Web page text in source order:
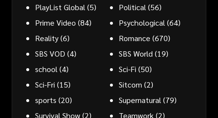
PlayList Global (5) Political (56)
Prime Video (84) Psychological (64)
Reality(6) Romance (670)
SBS VOD (4) SBS World (19)
school (4) Sci-Fi (50)
Sci-Fri (15) Sitcom (2)
sports (20) Supernatural (79)
Survival Show(2) Teamwork (2)